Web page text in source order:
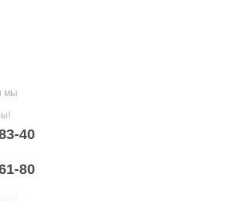
мы
40
80